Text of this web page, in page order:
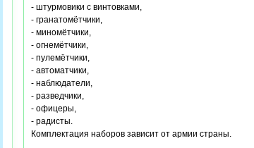
- штурмовики с винтовками,
- гранатомётчики,
- миномётчики,
- огнемётчики,
- пулемётчики,
- автоматчики,
- наблюдатели,
- разведчики,
- офицеры,
- радисты.
Комплектация наборов зависит от армии страны.